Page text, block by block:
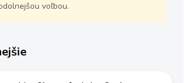
voľbou.